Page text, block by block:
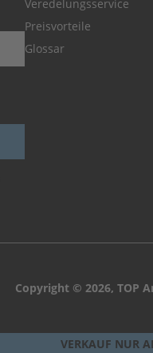
Veredelungsservice
Preisvorteile
Glossar
Copyright © 2026, TOP
VERKAUF NUR